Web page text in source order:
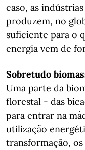
caso, as
produzem, no
suficiente para o
energia vem de
Sobretudo
Uma parte da
florestal - das
para entrar na
utilização
transformação,